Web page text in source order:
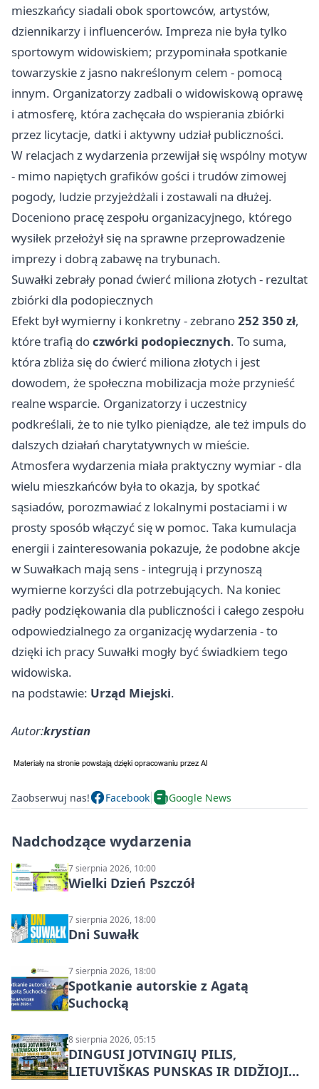
mieszkańcy siadali obok sportowców, artystów,
dziennikarzy i influencerów. Impreza nie była tylko
sportowym widowiskiem; przypominała spotkanie
towarzyskie z jasno nakreślonym celem - pomocą
innym. Organizatorzy zadbali o widowiskową oprawę
i atmosferę, która zachęcała do wspierania zbiórki
przez licytacje, datki i aktywny udział publiczności.
W relacjach z wydarzenia przewijał się wspólny motyw
- mimo napiętych grafików gości i trudów zimowej
pogody, ludzie przyjeżdżali i zostawali na dłużej.
Doceniono pracę zespołu organizacyjnego, którego
wysiłek przełożył się na sprawne przeprowadzenie
imprezy i dobrą zabawę na trybunach.
Suwałki zebrały ponad ćwierć miliona złotych - rezultat
zbiórki dla podopiecznych
Efekt był wymierny i konkretny - zebrano252 350 zł,
które trafią doczwórki podopiecznych. To suma,
która zbliża się do ćwierć miliona złotych i jest
dowodem, że społeczna mobilizacja może przynieść
realne wsparcie. Organizatorzy i uczestnicy
podkreślali, że to nie tylko pieniądze, ale też impuls do
dalszych działań charytatywnych w mieście.
Atmosfera wydarzenia miała praktyczny wymiar - dla
wielu mieszkańców była to okazja, by spotkać
sąsiadów, porozmawiać z lokalnymi postaciami i w
prosty sposób włączyć się w pomoc. Taka kumulacja
energii i zainteresowania pokazuje, że podobne akcje
w Suwałkach mają sens - integrują i przynoszą
wymierne korzyści dla potrzebujących. Na koniec
padły podziękowania dla publiczności i całego zespołu
odpowiedzialnego za organizację wydarzenia - to
dzięki ich pracy Suwałki mogły być świadkiem tego
widowiska.
na podstawie: Urząd Miejski.
Autor:krystian
Zaobserwuj nas! Facebook Google News
Nadchodzące wydarzenia
7 sierpnia 2026, 10:00
Wielki Dzień Pszczół
7 sierpnia 2026, 18:00
Dni Suwałk
7 sierpnia 2026, 18:00
Spotkanie autorskie z Agatą
Suchocką
8 sierpnia 2026, 05:15
DINGUSI JOTVINGIŲ PILIS,
LIETUVIŠKAS PUNSKAS IR DIDŽIOJI